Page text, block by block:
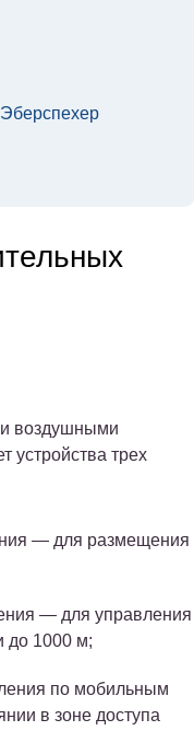
воздушными
устройства трех
— для размещения
— для управления
до 1000 м;
по мобильным
в зоне доступа